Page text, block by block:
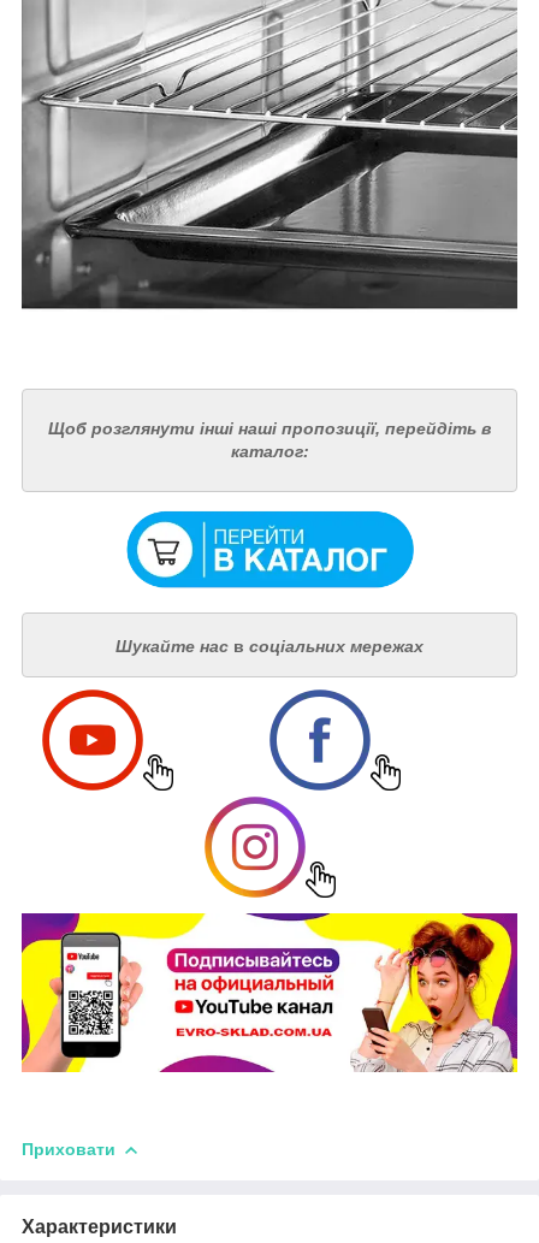
Щоб розглянути інші наші пропозиції, перейдіть в
каталог:
Шукайте нас в соціальних мережах
Приховати
Характеристики